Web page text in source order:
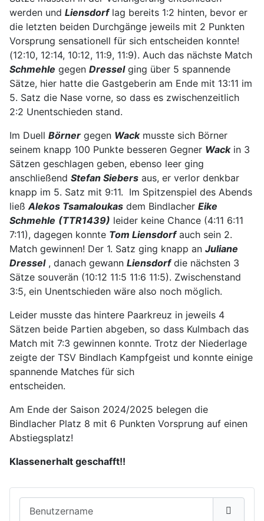
werden und Liensdorflag bereits 1:2 hinten, bevor er
die letzten beiden Durchgänge jeweils mit 2 Punkten
Vorsprung sensationell für sich entscheiden konnte!
(12:10, 12:14, 10:12, 11:9, 11:9). Auch das nächste Match
Schmehle gegen Dresselging über 5 spannende
Sätze, hier hatte die Gastgeberin am Ende mit 13:11 im
5. Satz die Nase vorne, so dass es zwischenzeitlich
2:2 Unentschieden stand.
Im Duell Börner gegen Wackmusste sich Börner
seinem knapp 100 Punkte besseren Gegner Wackin 3
Sätzen geschlagen geben, ebenso leer ging
anschließend Stefan Siebers aus, er verlor denkbar
knapp im 5. Satz mit 9:11. Im Spitzenspiel des Abends
ließAlekos Tsamaloukas dem Bindlacher Eike
Schmehle (TTR1439) leider keine Chance (4:11 6:11
7:11), dagegen konnte Tom Liensdorf auch sein 2.
Match gewinnen! Der 1. Satz ging knapp an Juliane
Dressel, danach gewann Liensdorfdie nächsten 3
Sätze souverän (10:12 11:5 11:6 11:5). Zwischenstand
3:5, ein Unentschieden wäre also noch möglich.
Leider musste das hintere Paarkreuz in jeweils 4
Sätzen beide Partien abgeben, so dass Kulmbach das
Match mit 7:3 gewinnen konnte. Trotz der Niederlage
zeigte der TSV Bindlach Kampfgeist und konnte einige
spannende Matches für sich
entscheiden.
Am Ende der Saison 2024/2025 belegen die
Bindlacher Platz 8 mit 6 Punkten Vorsprung auf einen
Abstiegsplatz!
Klassenerhalt geschafft!!